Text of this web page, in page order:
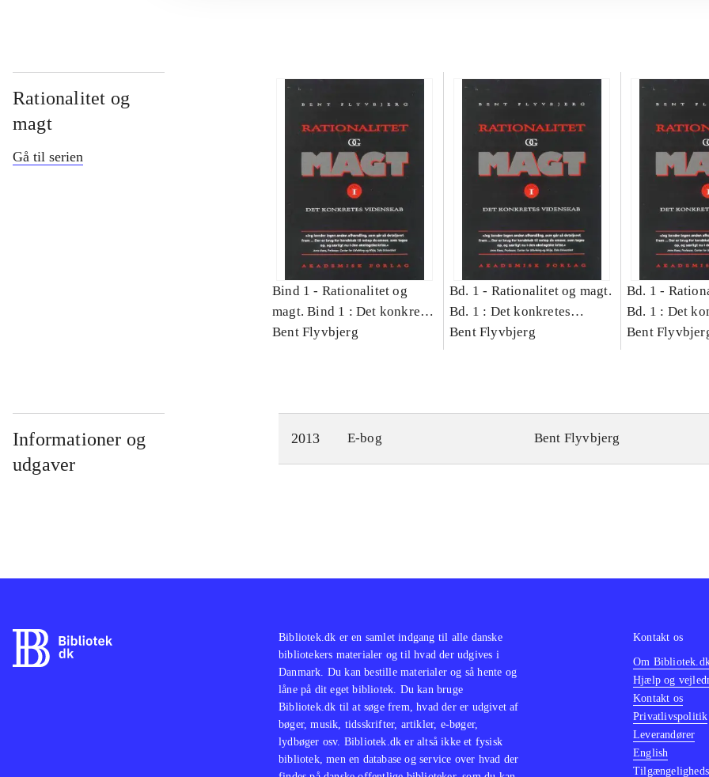
Rationalitet og
magt
Gå til serien
Bind 1 - Rationalitet og
magt. Bind 1 : Det konkretes
videnskab
Bent Flyvbjerg
Bd. 1 - Rationalitet og magt.
Bd. 1 : Det konkretes
videnskab
Bent Flyvbjerg
Bd. 1 -
Bd. 1 : Det
videnskab
Bent
Informationer og
udgaver
2013 E-bog Bent Flyvbjerg
Bibliotek.dk er en samlet indgang til alle danske
bibliotekers materialer og til hvad der udgives i
Danmark. Du kan bestille materialer og så hente og
låne på dit eget bibliotek. Du kan bruge
Bibliotek.dk til at søge frem, hvad der er udgivet af
bøger, musik, tidsskrifter, artikler, e-bøger,
lydbøger osv. Bibliotek.dk er altså ikke et fysisk
bibliotek, men en database og service over hvad der
Kontakt os
Om
Hjælp og
Kontakt os
Privatlivspolitik
Leverandører
English